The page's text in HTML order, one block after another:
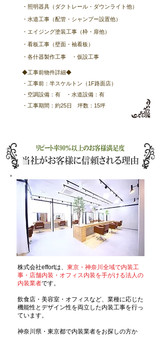
・照明器具（ダクトレール・ダウンライト他）
・水道工事（配管・シャンプー設置他）
・エイジング塗装工事（枠・扉他）
・看板工事（壁面・袖看板）
​・各什器製作工事 ・仮設工事
◆工事前物件詳細◆
・工事前：半スケルトン​（1F路面店）
・空調設備：有 ・水道設備：有
​・工事期間：約25日 坪数：15坪
株式会社effortは、 東京・神奈川全域で内装工
事・店舗内装・オフィス内装を手がける法人の
内装業者です。
飲食店・美容室・オフィスなど、業種に応じた
機能性とデザイン性を両立した内装工事を行っ
ています。
神奈川県・東京都で内装業者をお探しの方か